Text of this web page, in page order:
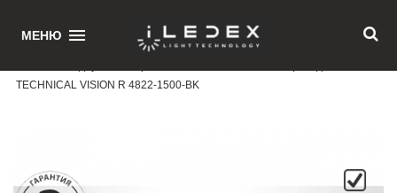
МЕНЮ
TECHNICAL VISION R 4822-1500-BK